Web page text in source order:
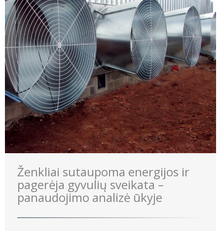
Ženkliai sutaupoma energijos ir
pagerėja gyvulių sveikata –
panaudojimo analizė ūkyje